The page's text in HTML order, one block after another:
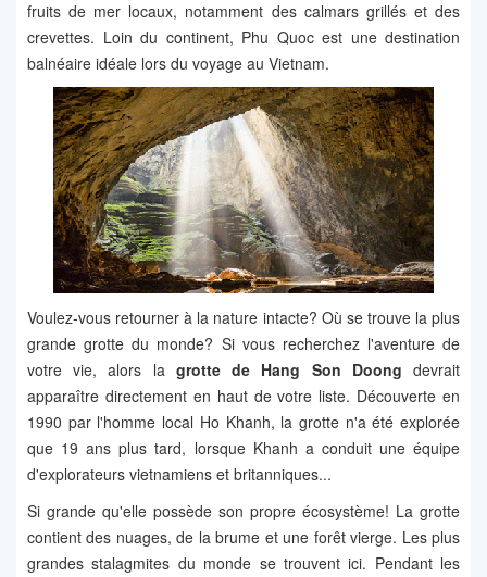
fruits de mer locaux, notamment des calmars grillés et des
crevettes. Loin du continent, Phu Quoc est une destination
balnéaire idéale lors du voyage au Vietnam.
Voulez-vous retourner à la nature intacte? Où se trouve la plus
grande grotte du monde? Si vous recherchez l'aventure de
votre vie, alors la grotte de Hang Son Doong devrait
apparaître directement en haut de votre liste. Découverte en
1990 par l'homme local Ho Khanh, la grotte n'a été explorée
que 19 ans plus tard, lorsque Khanh a conduit une équipe
d'explorateurs vietnamiens et britanniques...
Si grande qu'elle possède son propre écosystème! La grotte
contient des nuages, de la brume et une forêt vierge. Les plus
grandes stalagmites du monde se trouvent ici. Pendant les